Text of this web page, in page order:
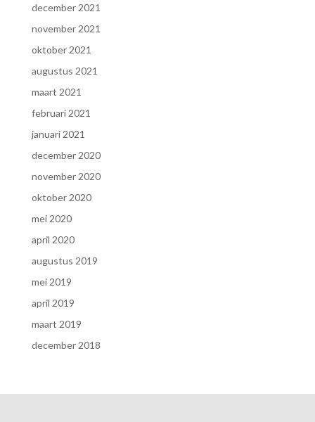
december 2021
november 2021
oktober 2021
augustus 2021
maart 2021
februari 2021
januari 2021
december 2020
november 2020
oktober 2020
mei 2020
april 2020
augustus 2019
mei 2019
april 2019
maart 2019
december 2018